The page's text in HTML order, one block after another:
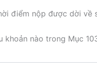
điểm nộp được dời về
nào trong Mục